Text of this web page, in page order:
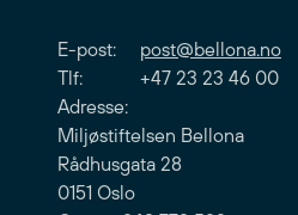
E-post: post@bellona.no
Tlf: +47 23 23 46 00
Adresse:
Miljøstiftelsen Bellona
Rådhusgata 28
0151 Oslo